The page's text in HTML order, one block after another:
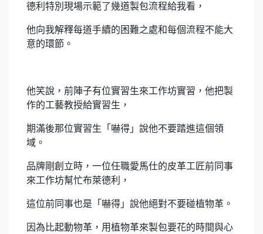
德利特別現場示範了幾道製包流程給我看，
他向我解釋每道手續的困難之處和每個流程不能大
意的環節。
他笑說，前陣子有位實習生來工作坊實習，他把製
作的工藝教授給實習生，
期滿後那位實習生「嚇得」說他不要踏進這個領
域。
品牌剛創立時，一位任職愛馬仕的皮革工匠前同事
來工作坊幫忙布萊德利，
這位前同事也是「嚇得」說他絕對不要碰植物革。
因為比起動物革，用植物革來製包要花的時間與心